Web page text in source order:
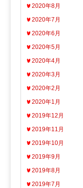
2020年8月
2020年7月
2020年6月
2020年5月
2020年4月
2020年3月
2020年2月
2020年1月
2019年12月
2019年11月
2019年10月
2019年9月
2019年8月
2019年7月